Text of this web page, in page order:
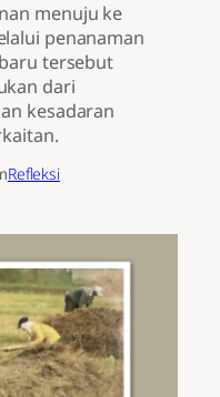
menuju ke
penanaman
tersebut
dari
kesadaran
Refleksi